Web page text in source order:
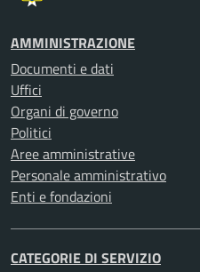
AMMINISTRAZIONE
Documenti e dati
Uffici
Organi di governo
Politici
Aree amministrative
Personale amministrativo
Enti e fondazioni
CATEGORIE DI SERVIZIO